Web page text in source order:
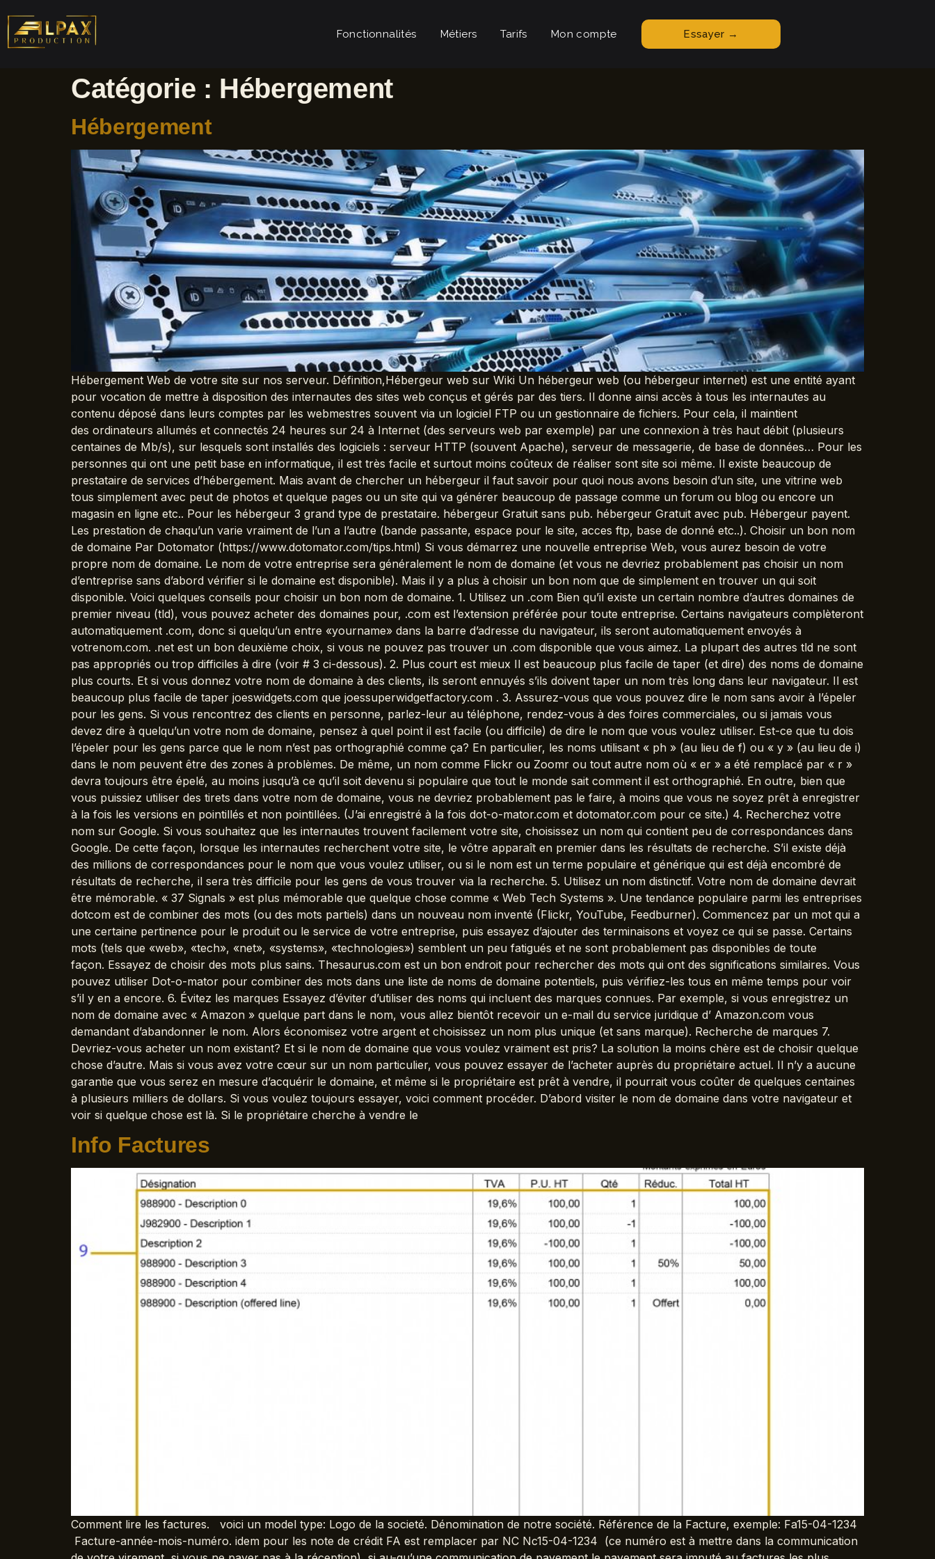
Fonctionnalités Métiers Tarifs Mon compte Essayer →
Catégorie : Hébergement
Hébergement
Hébergement Web de votre site sur nos serveur. Définition,Hébergeur web sur Wiki Un hébergeur web (ou hébergeur internet) est une entité ayant
pour vocation de mettre à disposition des internautes des sites web conçus et gérés par des tiers. Il donne ainsi accès à tous les internautes au
contenu déposé dans leurs comptes par les webmestres souvent via un logiciel FTP ou un gestionnaire de fichiers. Pour cela, il maintient
des ordinateurs allumés et connectés 24 heures sur 24 à Internet (des serveurs web par exemple) par une connexion à très haut débit (plusieurs
centaines de Mb/s), sur lesquels sont installés des logiciels : serveur HTTP (souvent Apache), serveur de messagerie, de base de données… Pour les
personnes qui ont une petit base en informatique, il est très facile et surtout moins coûteux de réaliser sont site soi même. Il existe beaucoup de
prestataire de services d’hébergement. Mais avant de chercher un hébergeur il faut savoir pour quoi nous avons besoin d’un site, une vitrine web
tous simplement avec peut de photos et quelque pages ou un site qui va générer beaucoup de passage comme un forum ou blog ou encore un
magasin en ligne etc.. Pour les hébergeur 3 grand type de prestataire. hébergeur Gratuit sans pub. hébergeur Gratuit avec pub. Hébergeur payent.
Les prestation de chaqu’un varie vraiment de l’un a l’autre (bande passante, espace pour le site, acces ftp, base de donné etc..). Choisir un bon nom
de domaine Par Dotomator (https://www.dotomator.com/tips.html) Si vous démarrez une nouvelle entreprise Web, vous aurez besoin de votre
propre nom de domaine. Le nom de votre entreprise sera généralement le nom de domaine (et vous ne devriez probablement pas choisir un nom
d’entreprise sans d’abord vérifier si le domaine est disponible). Mais il y a plus à choisir un bon nom que de simplement en trouver un qui soit
disponible. Voici quelques conseils pour choisir un bon nom de domaine. 1. Utilisez un .com Bien qu’il existe un certain nombre d’autres domaines de
premier niveau (tld), vous pouvez acheter des domaines pour, .com est l’extension préférée pour toute entreprise. Certains navigateurs complèteront
automatiquement .com, donc si quelqu’un entre «yourname» dans la barre d’adresse du navigateur, ils seront automatiquement envoyés à
votrenom.com. .net est un bon deuxième choix, si vous ne pouvez pas trouver un .com disponible que vous aimez. La plupart des autres tld ne sont
pas appropriés ou trop difficiles à dire (voir # 3 ci-dessous). 2. Plus court est mieux Il est beaucoup plus facile de taper (et dire) des noms de domaine
plus courts. Et si vous donnez votre nom de domaine à des clients, ils seront ennuyés s’ils doivent taper un nom très long dans leur navigateur. Il est
beaucoup plus facile de taper joeswidgets.com que joessuperwidgetfactory.com . 3. Assurez-vous que vous pouvez dire le nom sans avoir à l’épeler
pour les gens. Si vous rencontrez des clients en personne, parlez-leur au téléphone, rendez-vous à des foires commerciales, ou si jamais vous
devez dire à quelqu’un votre nom de domaine, pensez à quel point il est facile (ou difficile) de dire le nom que vous voulez utiliser. Est-ce que tu dois
l’épeler pour les gens parce que le nom n’est pas orthographié comme ça? En particulier, les noms utilisant « ph » (au lieu de f) ou « y » (au lieu de i)
dans le nom peuvent être des zones à problèmes. De même, un nom comme Flickr ou Zoomr ou tout autre nom où « er » a été remplacé par « r »
devra toujours être épelé, au moins jusqu’à ce qu’il soit devenu si populaire que tout le monde sait comment il est orthographié. En outre, bien que
vous puissiez utiliser des tirets dans votre nom de domaine, vous ne devriez probablement pas le faire, à moins que vous ne soyez prêt à enregistrer
à la fois les versions en pointillés et non pointillées. (J’ai enregistré à la fois dot-o-mator.com et dotomator.com pour ce site.) 4. Recherchez votre
nom sur Google. Si vous souhaitez que les internautes trouvent facilement votre site, choisissez un nom qui contient peu de correspondances dans
Google. De cette façon, lorsque les internautes recherchent votre site, le vôtre apparaît en premier dans les résultats de recherche. S’il existe déjà
des millions de correspondances pour le nom que vous voulez utiliser, ou si le nom est un terme populaire et générique qui est déjà encombré de
résultats de recherche, il sera très difficile pour les gens de vous trouver via la recherche. 5. Utilisez un nom distinctif. Votre nom de domaine devrait
être mémorable. « 37 Signals » est plus mémorable que quelque chose comme « Web Tech Systems ». Une tendance populaire parmi les entreprises
dotcom est de combiner des mots (ou des mots partiels) dans un nouveau nom inventé (Flickr, YouTube, Feedburner). Commencez par un mot qui a
une certaine pertinence pour le produit ou le service de votre entreprise, puis essayez d’ajouter des terminaisons et voyez ce qui se passe. Certains
mots (tels que «web», «tech», «net», «systems», «technologies») semblent un peu fatigués et ne sont probablement pas disponibles de toute
façon. Essayez de choisir des mots plus sains. Thesaurus.com est un bon endroit pour rechercher des mots qui ont des significations similaires. Vous
pouvez utiliser Dot-o-mator pour combiner des mots dans une liste de noms de domaine potentiels, puis vérifiez-les tous en même temps pour voir
s’il y en a encore. 6. Évitez les marques Essayez d’éviter d’utiliser des noms qui incluent des marques connues. Par exemple, si vous enregistrez un
nom de domaine avec « Amazon » quelque part dans le nom, vous allez bientôt recevoir un e-mail du service juridique d’ Amazon.com vous
demandant d’abandonner le nom. Alors économisez votre argent et choisissez un nom plus unique (et sans marque). Recherche de marques 7.
Devriez-vous acheter un nom existant? Et si le nom de domaine que vous voulez vraiment est pris? La solution la moins chère est de choisir quelque
chose d’autre. Mais si vous avez votre cœur sur un nom particulier, vous pouvez essayer de l’acheter auprès du propriétaire actuel. Il n’y a aucune
garantie que vous serez en mesure d’acquérir le domaine, et même si le propriétaire est prêt à vendre, il pourrait vous coûter de quelques centaines
à plusieurs milliers de dollars. Si vous voulez toujours essayer, voici comment procéder. D’abord visiter le nom de domaine dans votre navigateur et
voir si quelque chose est là. Si le propriétaire cherche à vendre le
Info Factures
Comment lire les factures. voici un model type: Logo de la societé. Dénomination de notre société. Référence de la Facture, exemple: Fa15-04-1234
Facture-année-mois-numéro. idem pour les note de crédit FA est remplacer par NC Nc15-04-1234 (ce numéro est à mettre dans la communication